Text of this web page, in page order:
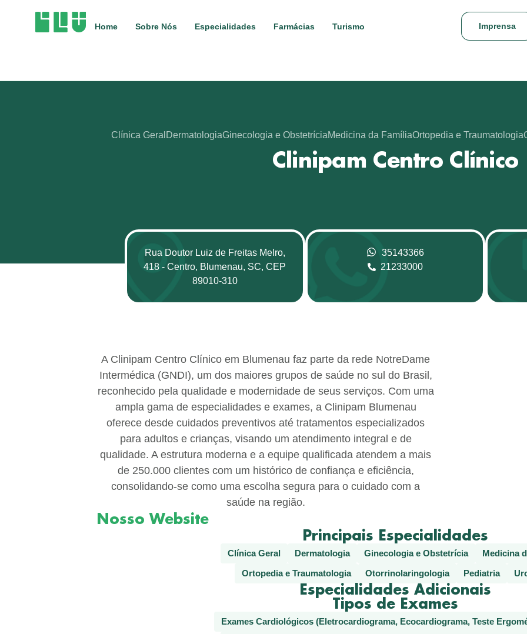
Home Sobre Nós Especialidades Farmácias Turismo Imprensa
Clínica Geral DermatologiaGinecologia e ObstetríciaMedicina da FamíliaOrtopedia e Traumatologia
Clinipam Centro Clínico
Rua Doutor Luiz de Freitas Melro,
418 - Centro, Blumenau, SC, CEP
89010-310
35143366
21233000
A Clinipam Centro Clínico em Blumenau faz parte da rede NotreDame
Intermédica (GNDI), um dos maiores grupos de saúde no sul do Brasil,
reconhecido pela qualidade e modernidade de seus serviços. Com uma
ampla gama de especialidades e exames, a Clinipam Blumenau
oferece desde cuidados preventivos até tratamentos especializados
para adultos e crianças, visando um atendimento integral e de
qualidade. A estrutura moderna e a equipe qualificada atendem a mais
de 250.000 clientes com um histórico de confiança e eficiência,
consolidando-se como uma escolha segura para o cuidado com a
saúde na região.
Nosso Website
Principais Especialidades
Clínica Geral Dermatologia Ginecologia e Obstetrícia
Medicina
Ortopedia e Traumatologia
Otorrinolaringologia Pediatria
Especialidades Adicionais
Tipos de Exames
Exames Cardiológicos (Eletrocardiograma, Ecocardiograma, Teste